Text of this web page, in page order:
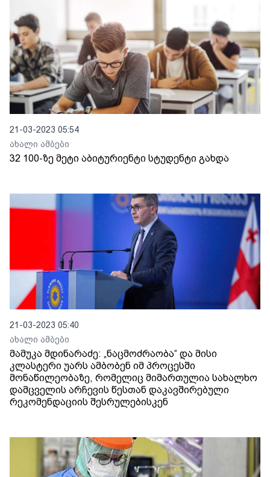
21-03-2023 05:54
ახალი ამბები
32 100-ზე მეტი აბიტურიენტი სტუდენტი გახდა
21-03-2023 05:40
ახალი ამბები
მამუკა მდინარაძე: „ნაცმოძრაობა“ და მისი
კლასტერი უარს ამბობენ იმ პროცესში
მონაწილეობაზე, რომელიც მიმართულია სახალხო
დამცველის არჩევის წესთან დაკავშირებული
რეკომენდაციის შესრულებისკენ